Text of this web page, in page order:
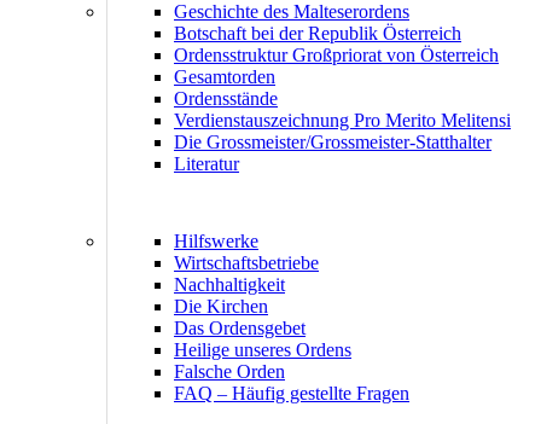
Geschichte des Malteserordens
Botschaft bei der Republik Österreich
Ordensstruktur Großpriorat von Österreich
Gesamtorden
Ordensstände
Verdienstauszeichnung Pro Merito Melitensi
Die Grossmeister/Grossmeister-Statthalter
Literatur
Hilfswerke
Wirtschaftsbetriebe
Nachhaltigkeit
Die Kirchen
Das Ordensgebet
Heilige unseres Ordens
Falsche Orden
FAQ – Häufig gestellte Fragen